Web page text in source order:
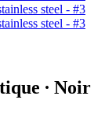
∙ Noir